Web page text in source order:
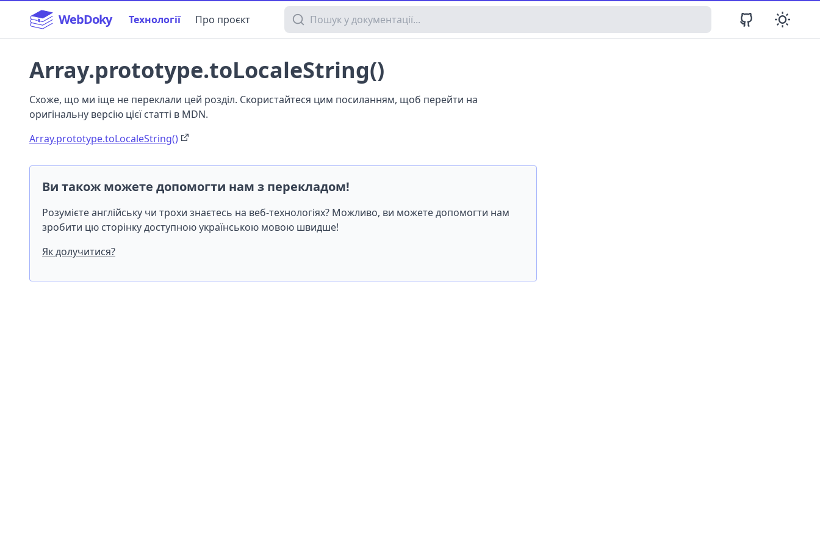
WebDoky Технології Про проєкт Пошук у документації
Array.prototype.toLocaleString()
Схоже, що ми іще не переклали цей розділ. Скористайтеся цим посиланням, щоб перейти на
оригінальну версію цієї статті в MDN.
Array.prototype.toLocaleString()
Ви також можете допомогти нам з перекладом!
Розумієте англійську чи трохи знаєтесь на веб-технологіях? Можливо, ви можете допомогти нам
зробити цю сторінку доступною українською мовою швидше!
Як долучитися?